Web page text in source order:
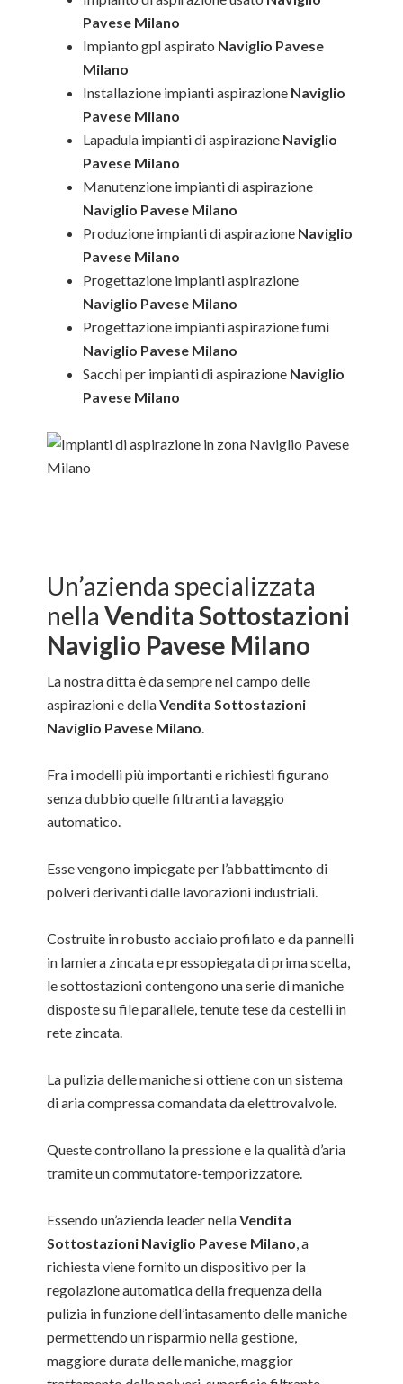
Pavese Milano
Impianto gpl aspirato Naviglio Pavese
Milano
Installazione impianti aspirazione Naviglio
Pavese Milano
Lapadula impianti di aspirazione Naviglio
Pavese Milano
Manutenzione impianti di aspirazione
Naviglio Pavese Milano
Produzione impianti di aspirazione Naviglio
Pavese Milano
Progettazione impianti aspirazione
Naviglio Pavese Milano
Progettazione impianti aspirazione fumi
Naviglio Pavese Milano
Sacchi per impianti di aspirazione Naviglio
Pavese Milano
Un’azienda specializzata
nellaVendita Sottostazioni
Naviglio Pavese Milano
La nostra ditta è da sempre nel campo delle
aspirazioni e dellaVendita Sottostazioni
Naviglio Pavese Milano.
Fra i modelli più importanti e richiesti figurano
senza dubbio quelle filtranti a lavaggio
automatico.
Esse vengono impiegate per l’abbattimento di
polveri derivanti dalle lavorazioni industriali.
Costruite in robusto acciaio profilato e da pannelli
in lamiera zincata e pressopiegata di prima scelta,
le sottostazioni contengono una serie di maniche
disposte su file parallele, tenute tese da cestelli in
rete zincata.
La pulizia delle maniche si ottiene con un sistema
di aria compressa comandata da elettrovalvole.
Queste controllano la pressione e la qualità d’aria
tramite un commutatore-temporizzatore.
Essendo un’azienda leader nellaVendita
Sottostazioni Naviglio Pavese Milano, a
richiesta viene fornito un dispositivo per la
regolazione automatica della frequenza della
pulizia in funzione dell’intasamento delle maniche
permettendo un risparmio nella gestione,
maggiore durata delle maniche, maggior